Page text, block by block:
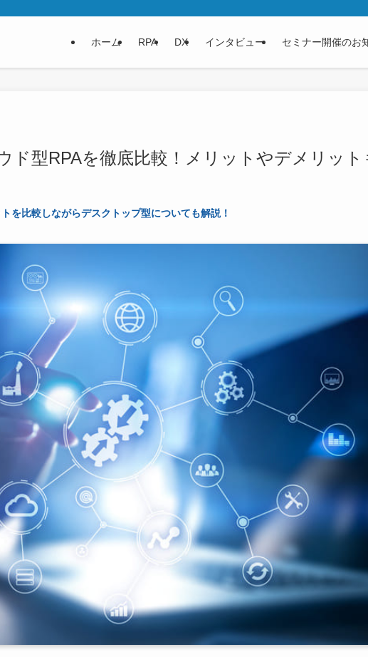
ホーム RPA DX インタビュー セミナー開催のお
ド型RPAを徹底比較！メリットやデメリッ
を比較しながらデスクトップ型についても解説！